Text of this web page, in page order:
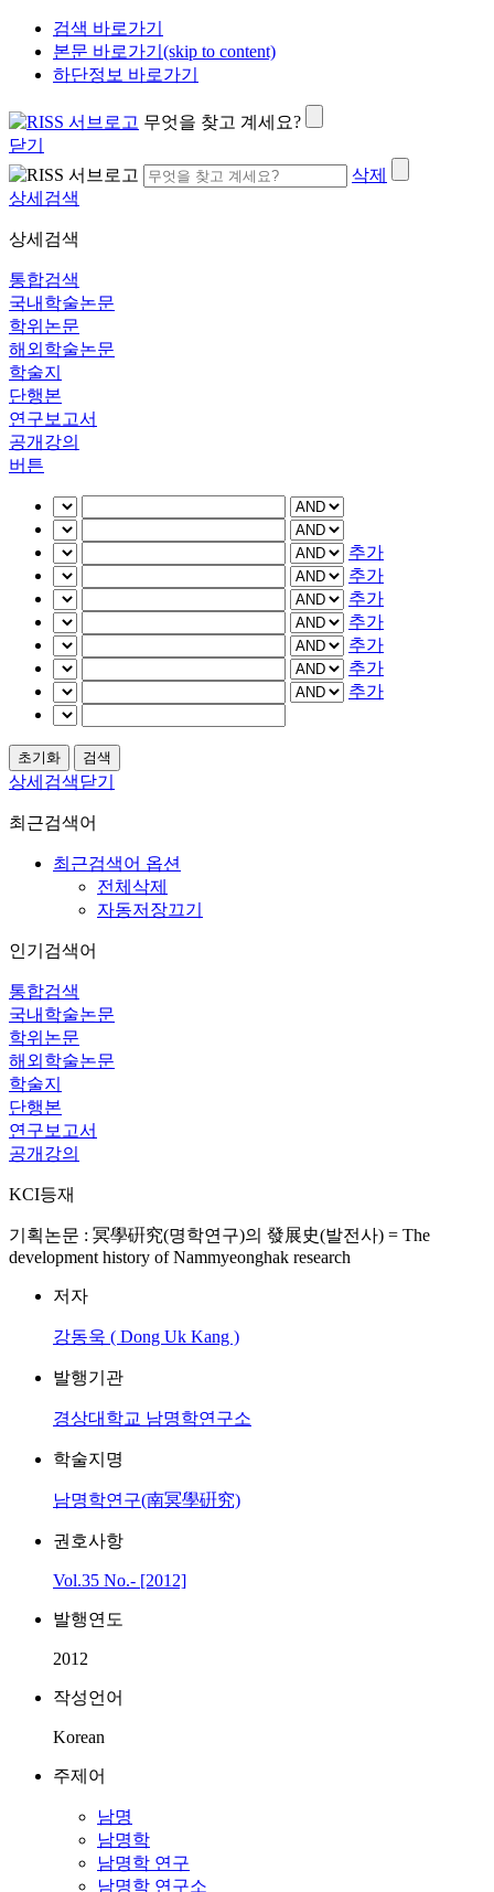
검색 바로가기
본문 바로가기(skip to content)
하단정보 바로가기
무엇을 찾고 계세요?
닫기
삭제
상세검색
상세검색
통합검색
국내학술논문
학위논문
해외학술논문
학술지
단행본
연구보고서
공개강의
버튼
추가
추가
추가
추가
추가
추가
추가
상세검색닫기
최근검색어
최근검색어 옵션
전체삭제
자동저장끄기
인기검색어
통합검색
국내학술논문
학위논문
해외학술논문
학술지
단행본
연구보고서
공개강의
KCI등재
기획논문 : 冥學硏究(명학연구)의 發展史(발전사) = The
development history of Nammyeonghak research
저자
강동욱 ( Dong Uk Kang )
발행기관
경상대학교 남명학연구소
학술지명
남명학연구(南冥學硏究)
권호사항
Vol.35 No.- [2012]
발행연도
2012
작성언어
Korean
주제어
남명
남명학
남명학 연구
남명학 연구소